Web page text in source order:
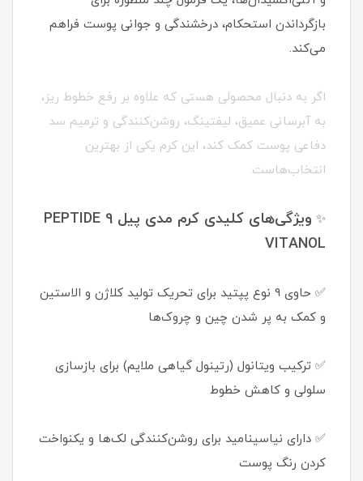
بازگرداندن استحکام، درخشندگی و جوانی پوست فراهم
می‌کند.
اگر به دنبال محصولی هستی که علاوه بر رفع خطوط ریز،
به آبرسانی عمیق، لیفتینگ، روشن‌کنندگی و ترمیم سد
دفاعی پوست کمک کند، این کرم یکی از بهترین
انتخاب‌هاست.
✨
ویژگی‌های کلیدی کرم مدی پیل PEPTIDE 9
VITANOL
✅ حاوی 9 نوع پپتید برای تحریک تولید کلاژن و الاستین
و کمک به پر شدن چین و چروک‌ها
✅ ترکیب ویتانول (رتینول گیاهی ملایم) برای بازسازی
سلولی و کاهش خطوط
✅ دارای نیاسینامید برای روشن‌کنندگی لک‌ها و یکنواخت
کردن رنگ پوست